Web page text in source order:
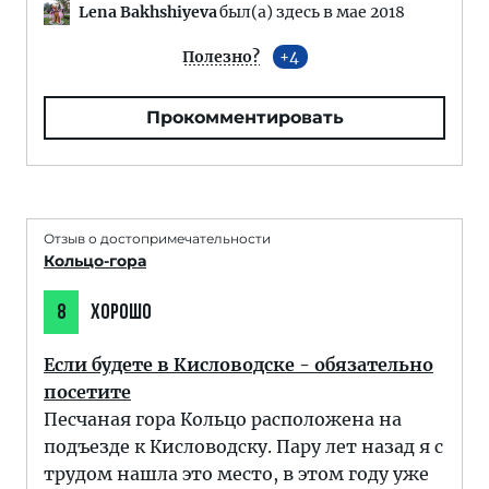
Lena Bakhshiyevaбыл(а) здесь в мае 2018
Полезно? 4
Прокомментировать
Отзыв о достопримечательности
Кольцо-гора
8 ХОРОШО
Если будете в Кисловодске - обязательно
посетите
Песчаная гора Кольцо расположена на
подъезде к Кисловодску. Пару лет назад я с
трудом нашла это место, в этом году уже